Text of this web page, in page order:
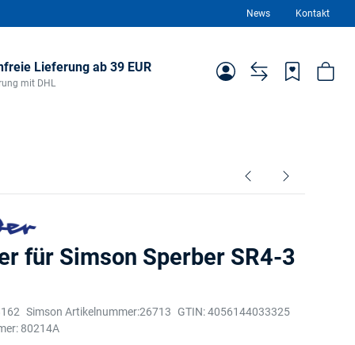
News Kontakt
Lieferung ab 39 EUR
mit DHL
für Simson Sperber SR4-3
Simson Artikelnummer:26713 GTIN:4056144033325
80214A